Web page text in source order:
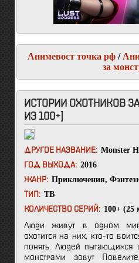
Анимевост точка рф/
за
ИСТОРИИ ОХОТНИКОВ
ИЗ 100+]
ДРУГОЕ НАЗВАНИЕ: Monster
ГОД ВЫХОДА: 2016
ЖАНР: Приключения,
ТИП: ТВ
КОЛИЧЕСТВО СЕРИЙ: 100+ (25
Люди живут в одном
охотится на них, кто-то
понять. Людей пытающихся
монстрами зовут